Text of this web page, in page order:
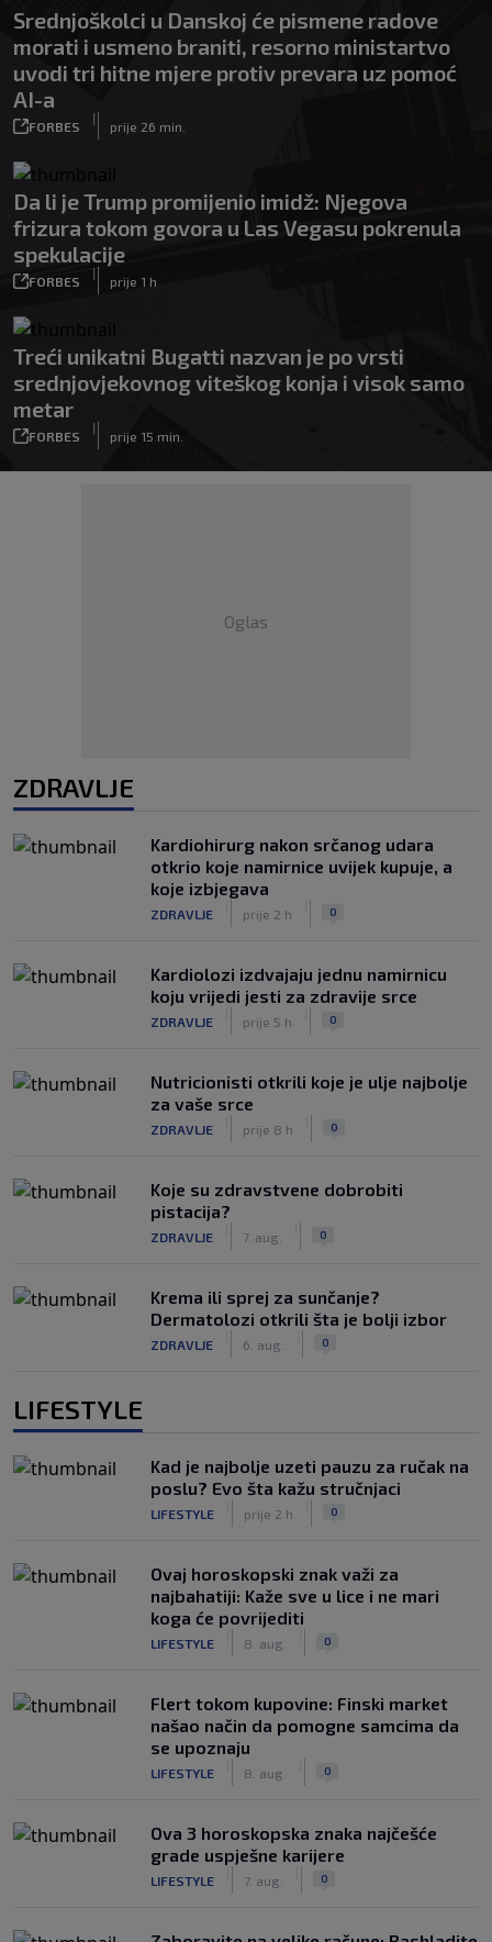
Srednjoškolci u Danskoj će pismene radove
morati i usmeno braniti, resorno ministartvo
uvodi tri hitne mjere protiv prevara uz pomoć
AI-a
FORBES
|
prije 26 min.
Da li je Trump promijenio imidž: Njegova
frizura tokom govora u Las Vegasu pokrenula
spekulacije
FORBES
|
prije 1 h
Treći unikatni Bugatti nazvan je po vrsti
srednjovjekovnog viteškog konja i visok samo
metar
FORBES
|
prije 15 min.
Oglas
ZDRAVLJE
Kardiohirurg nakon srčanog udara
otkrio koje namirnice uvijek kupuje, a
koje izbjegava
ZDRAVLJE prije 2 h 0
Kardiolozi izdvajaju jednu namirnicu
koju vrijedi jesti za zdravije srce
ZDRAVLJE prije 5 h 0
Nutricionisti otkrili koje je ulje najbolje
za vaše srce
ZDRAVLJE prije 8 h 0
Koje su zdravstvene dobrobiti
pistacija?
ZDRAVLJE 7. aug. 0
Krema ili sprej za sunčanje?
Dermatolozi otkrili šta je bolji izbor
ZDRAVLJE 6. aug. 0
LIFESTYLE
Kad je najbolje uzeti pauzu za ručak na
poslu? Evo šta kažu stručnjaci
LIFESTYLE prije 2 h 0
Ovaj horoskopski znak važi za
najbahatiji: Kaže sve u lice i ne mari
koga će povrijediti
LIFESTYLE 8. aug. 0
Flert tokom kupovine: Finski market
našao način da pomogne samcima da
se upoznaju
LIFESTYLE 8. aug. 0
Ova 3 horoskopska znaka najčešće
grade uspješne karijere
LIFESTYLE 7. aug. 0